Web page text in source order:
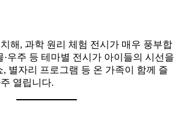
해, 과학 원리 체험 전시가 매우 풍부합
·우주 등 테마별 전시가 아이들의 시선을
, 별자리 프로그램 등 온 가족이 함께 즐
열립니다.